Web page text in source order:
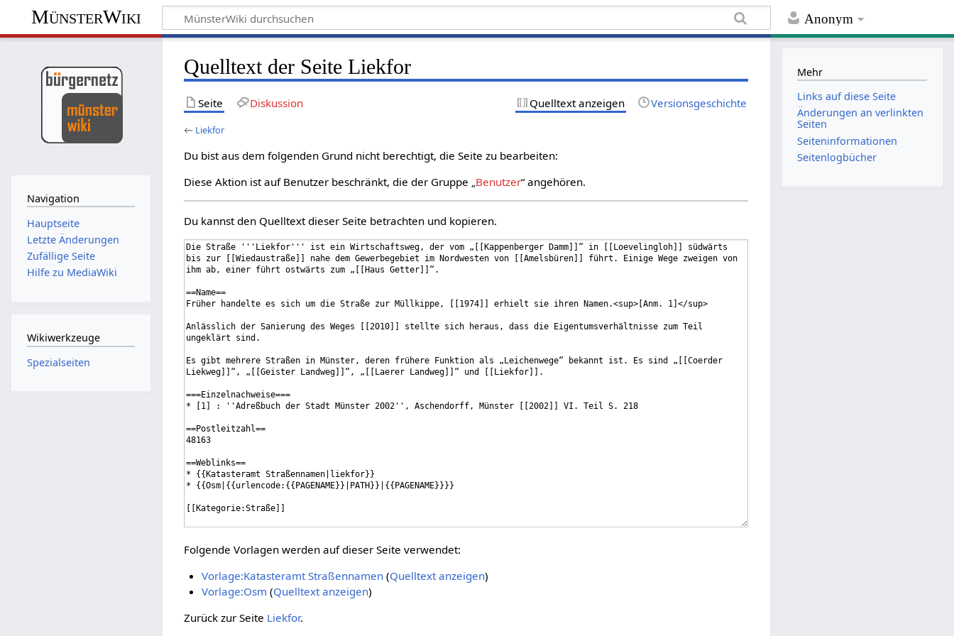
Anonym
MünsterWiki
Quelltext der Seite Liekfor
Seite Diskussion Quelltext anzeigen Versionsgeschichte
← Liekfor
Du bist aus dem folgenden Grund nicht berechtigt, die Seite zu bearbeiten:
Diese Aktion ist auf Benutzer beschränkt, die der Gruppe „Benutzer“ angehören.
Du kannst den Quelltext dieser Seite betrachten und kopieren.
Folgende Vorlagen werden auf dieser Seite verwendet:
Vorlage:Katasteramt Straßennamen(Quelltext anzeigen)
Vorlage:Osm (Quelltext anzeigen)
Zurück zur Seite Liekfor.
Navigation
Hauptseite
Letzte Änderungen
Zufällige Seite
Hilfe zu MediaWiki
Wikiwerkzeuge
Spezialseiten
Mehr
Links auf diese Seite
Änderungen an verlinkten
Seiten
Seiten­informationen
Seitenlogbücher